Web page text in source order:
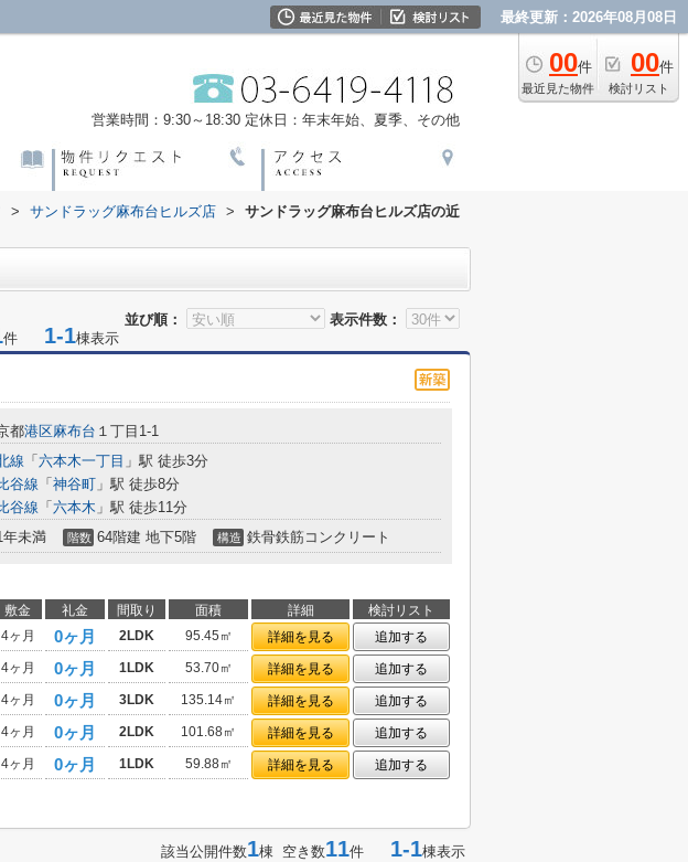
最終更新：2026年08月08日
00件
最近見た物件
00件
検討リスト
営業時間：9:30～18:30 定休日：年末年始、夏季、その他
> サンドラッグ麻布台ヒルズ店 >
サンドラッグ麻布台ヒルズ店の近
並び順：
表示件数：
件 1-1棟表示
都港区麻布台 １丁目1-1
線 「 六本木一丁目 」駅 徒歩3分
谷線 「 神谷町 」駅 徒歩8分
谷線 「 六本木 」駅 徒歩11分
年未満 階数 64階建 地下5階 構造 鉄骨鉄筋コンクリート
敷金 礼金 間取り 面積 詳細
検討リスト
4ヶ月 0ヶ月 2LDK 95.45㎡ 詳細を見る
追加する
4ヶ月 0ヶ月 1LDK 53.70㎡ 詳細を見る
追加する
4ヶ月 0ヶ月 3LDK 135.14㎡ 詳細を見る
追加する
4ヶ月 0ヶ月 2LDK 101.68㎡ 詳細を見る
追加する
4ヶ月 0ヶ月 1LDK 59.88㎡ 詳細を見る 追加する
該当公開件数1棟 空き数11件 1-1棟表示